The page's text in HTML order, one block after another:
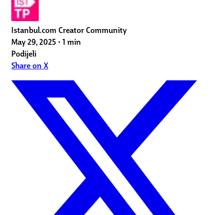
Istanbul.com Creator Community
May 29, 2025 • 1 min
Podijeli
Share on X